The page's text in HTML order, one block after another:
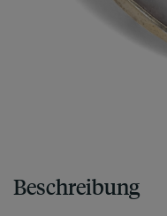
Beschreibung